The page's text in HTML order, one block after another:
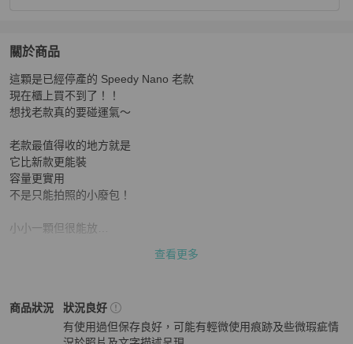
關於商品
關於《98新✨超美蜜色 已經停產了！！超稀有》LV Speedy
這顆是已經停產的 Speedy Nano 老款
現在櫃上買不到了！！
想找老款真的要碰運氣～
老款最值得收的地方就是
它比新款更能裝
容量更實用
不是只能拍照的小廢包！
小小一顆但很能放
搭配天然皮革手把跟背帶
復古又可愛
查看更多
商品狀況
Louis Vuitton女包商品狀態與細節
狀況良好
有使用過但保存良好，可能有輕微使用痕跡及些微瑕疵情